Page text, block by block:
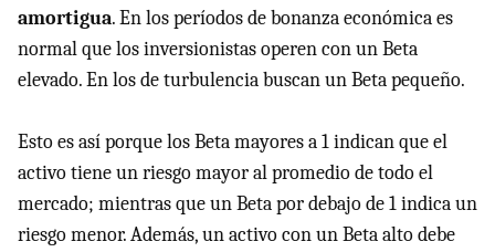
amortigua. En los períodos de bonanza económica es
normal que los inversionistas operen con un Beta
elevado. En los de turbulencia buscan un Beta pequeño.
Esto es así porque los Beta mayores a 1 indican que el
activo tiene un riesgo mayor al promedio de todo el
mercado; mientras que un Beta por debajo de 1 indica un
riesgo menor. Además, un activo con un Beta alto debe